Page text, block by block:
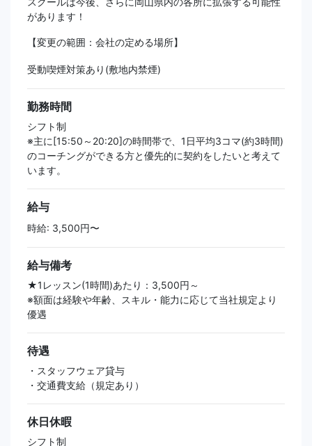
があります！
【変更の範囲：会社の定める場所】
受動喫煙対策あり(敷地内禁煙)
勤務時間
シフト制
※主に[15:50～20:20]の時間帯で、1日平均3コマ(約3時間)
のコーチングができる方と優先的に契約をしたいと考えて
います。
給与
時給: 3,500円〜
給与備考
★1レッスン(1時間)あたり：3,500円～
※額面は経験や年齢、スキル・能力に応じて当社規定より
優遇
待遇
・スタッフウェア貸与
・交通費支給（規定あり）
休日休暇
シフト制